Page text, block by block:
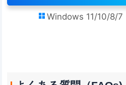
 Windows 11/10/8/7